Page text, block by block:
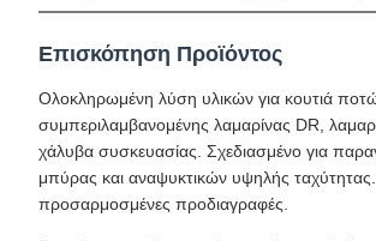
Επισκόπηση Προϊόντος
Ολοκληρωμένη λύση υλικών για κουτιά
συμπεριλαμβανομένης λαμαρίνας DR,
χάλυβα συσκευασίας. Σχεδιασμένο για
μπύρας και αναψυκτικών υψηλής ταχύτητας.
προσαρμοσμένες προδιαγραφές.